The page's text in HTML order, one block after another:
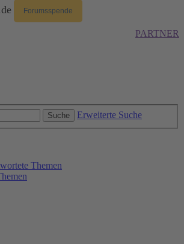
Forumsspende
PARTNER
Suche Erweiterte Suche
Themen